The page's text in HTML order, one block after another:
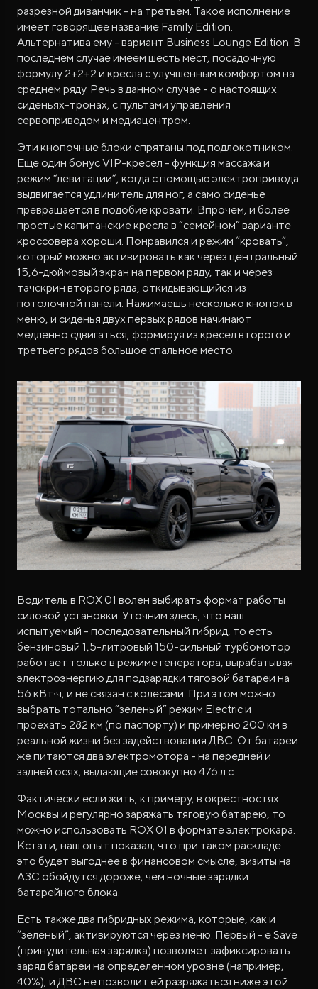
разрезной диванчик - на третьем. Такое исполнение
имеет говорящее название Family Edition.
Альтернатива ему - вариант Business Lounge Edition. В
последнем случае имеем шесть мест, посадочную
формулу 2+2+2 и кресла с улучшенным комфортом на
среднем ряду. Речь в данном случае - о настоящих
сиденьях-тронах, с пультами управления
сервоприводом и медиацентром.
Эти кнопочные блоки спрятаны под подлокотником.
Еще один бонус VIP-кресел - функция массажа и
режим “левитации”, когда с помощью электропривода
выдвигается удлинитель для ног, а само сиденье
превращается в подобие кровати. Впрочем, и более
простые капитанские кресла в “семейном” варианте
кроссовера хороши. Понравился и режим “кровать”,
который можно активировать как через центральный
15,6-дюймовый экран на первом ряду, так и через
тачскрин второго ряда, откидывающийся из
потолочной панели. Нажимаешь несколько кнопок в
меню, и сиденья двух первых рядов начинают
медленно сдвигаться, формируя из кресел второго и
третьего рядов большое спальное место.
Водитель в ROX 01 волен выбирать формат работы
силовой установки. Уточним здесь, что наш
испытуемый - последовательный гибрид, то есть
бензиновый 1,5-литровый 150-сильный турбомотор
работает только в режиме генератора, вырабатывая
электроэнергию для подзарядки тяговой батареи на
56 кВт∙ч, и не связан с колесами. При этом можно
выбрать тотально “зеленый” режим Electric и
проехать 282 км (по паспорту) и примерно 200 км в
реальной жизни без задействования ДВС. От батареи
же питаются два электромотора - на передней и
задней осях, выдающие совокупно 476 л.с.
Фактически если жить, к примеру, в окрестностях
Москвы и регулярно заряжать тяговую батарею, то
можно использовать ROX 01 в формате электрокара.
Кстати, наш опыт показал, что при таком раскладе
это будет выгоднее в финансовом смысле, визиты на
АЗС обойдутся дороже, чем ночные зарядки
батарейного блока.
Есть также два гибридных режима, которые, как и
“зеленый”, активируются через меню. Первый - e Save
(принудительная зарядка) позволяет зафиксировать
заряд батареи на определенном уровне (например,
40%), и ДВС не позволит ей разряжаться ниже этой